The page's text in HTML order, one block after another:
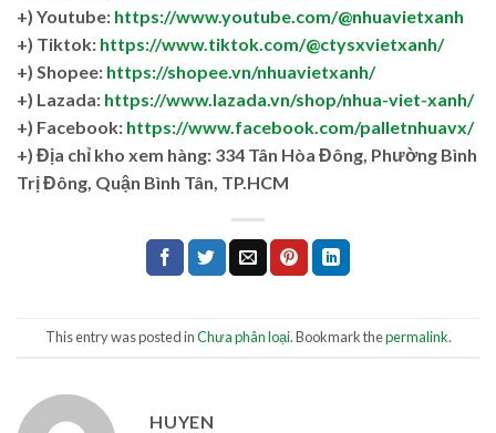
+) Youtube: https://www.youtube.com/@nhuavietxanh
+) Tiktok: https://www.tiktok.com/@ctysxvietxanh/
+) Shopee: https://shopee.vn/nhuavietxanh/
+) Lazada: https://www.lazada.vn/shop/nhua-viet-xanh/
+) Facebook: https://www.facebook.com/palletnhuavx/
+) Địa chỉ kho xem hàng: 334 Tân Hòa Đông, Phường Bình
Trị Đông, Quận Bình Tân, TP.HCM
This entry was posted inChưa phân loại. Bookmark thepermalink.
HUYEN